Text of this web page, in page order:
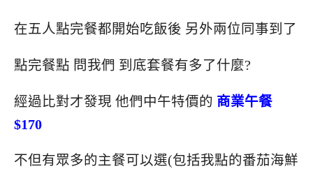
在五人點完餐都開始吃飯後 另外兩位同事到了
點完餐點 問我們 到底套餐有多了什麼?
經過比對才發現 他們中午特價的 商業午餐
$170
不但有眾多的主餐可以選(包括我點的番茄海鮮